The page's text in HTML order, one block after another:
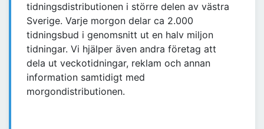
tidningsdistributionen i större delen av västra
Sverige. Varje morgon delar ca 2.000
tidningsbud i genomsnitt ut en halv miljon
tidningar. Vi hjälper även andra företag att
dela ut veckotidningar, reklam och annan
information samtidigt med
morgondistributionen.